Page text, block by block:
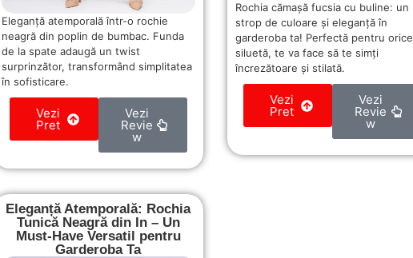
Eleganță atemporală într-o rochie
neagră din poplin de bumbac. Funda
de la spate adaugă un twist
surprinzător, transformând simplitatea
în sofisticare.
Vezi
Pret
Vezi
Revie
w
Rochia cămașă fucsia cu buline: un
strop de culoare și eleganță în
garderoba ta! Perfectă pentru orice
siluetă, te va face să te simți
încrezătoare și stilată.
Vezi
Pret
Vezi
Revie
w
Eleganță Atemporală: Rochia
Tunică Neagră din In – Un
Must-Have Versatil pentru
Garderoba Ta